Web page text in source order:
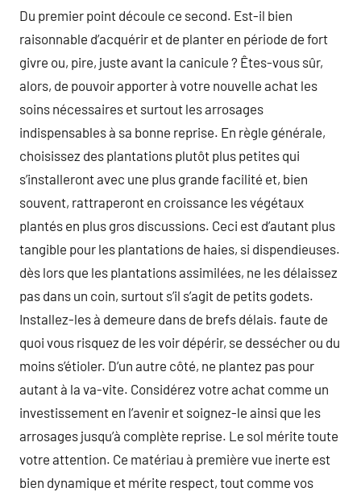
Du premier point découle ce second. Est-il bien
raisonnable d’acquérir et de planter en période de fort
givre ou, pire, juste avant la canicule ? Êtes-vous sûr,
alors, de pouvoir apporter à votre nouvelle achat les
soins nécessaires et surtout les arrosages
indispensables à sa bonne reprise. En règle générale,
choisissez des plantations plutôt plus petites qui
s’installeront avec une plus grande facilité et, bien
souvent, rattraperont en croissance les végétaux
plantés en plus gros discussions. Ceci est d’autant plus
tangible pour les plantations de haies, si dispendieuses.
dès lors que les plantations assimilées, ne les délaissez
pas dans un coin, surtout s’il s’agit de petits godets.
Installez-les à demeure dans de brefs délais. faute de
quoi vous risquez de les voir dépérir, se dessécher ou du
moins s’étioler. D’un autre côté, ne plantez pas pour
autant à la va-vite. Considérez votre achat comme un
investissement en l’avenir et soignez-le ainsi que les
arrosages jusqu’à complète reprise. Le sol mérite toute
votre attention. Ce matériau à première vue inerte est
bien dynamique et mérite respect, tout comme vos